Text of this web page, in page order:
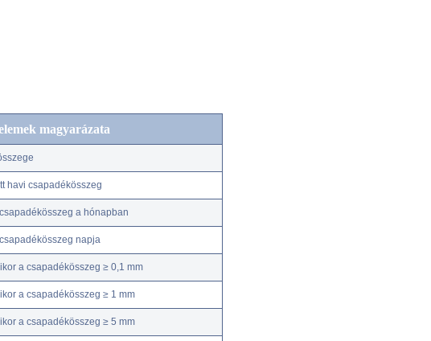
magyarázata
havi csapadékösszeg
a hónapban
napja
a csapadékösszeg ≥ 0,1 mm
a csapadékösszeg ≥ 1 mm
a csapadékösszeg ≥ 5 mm